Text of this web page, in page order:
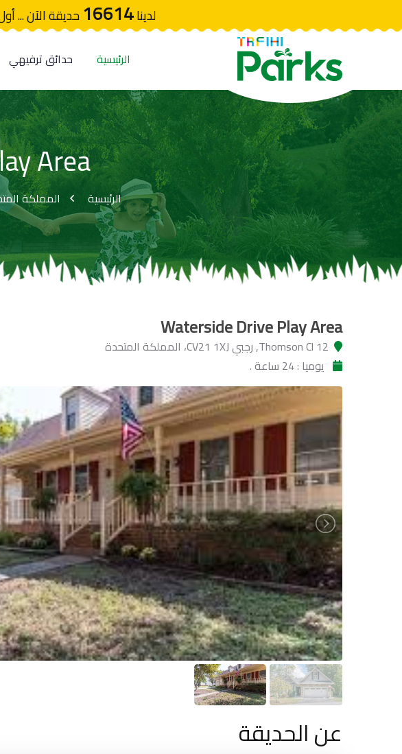
لدينا16614حديقة الآن ...
الرئيسية حدائق ترفيهي
Area
الرئيسية المملكة
Waterside Drive Play Area
12 Thomson Cl, رجبي CV21 1XJ، المملكة المتحدة
يوميا : 24 ساعة .
عن الحديقة